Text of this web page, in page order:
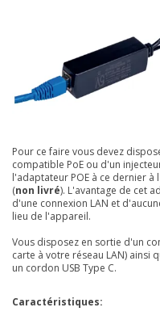
Pour ce faire vous devez
compatible PoE ou d'un
l'adaptateur POE à ce dernier
(non livré). L'avantage de cet
d'une connexion LAN et
lieu de l'appareil.
Vous disposez en sortie d'un
carte à votre réseau LAN) ainsi
un cordon USB Type C.
Caractéristiques: